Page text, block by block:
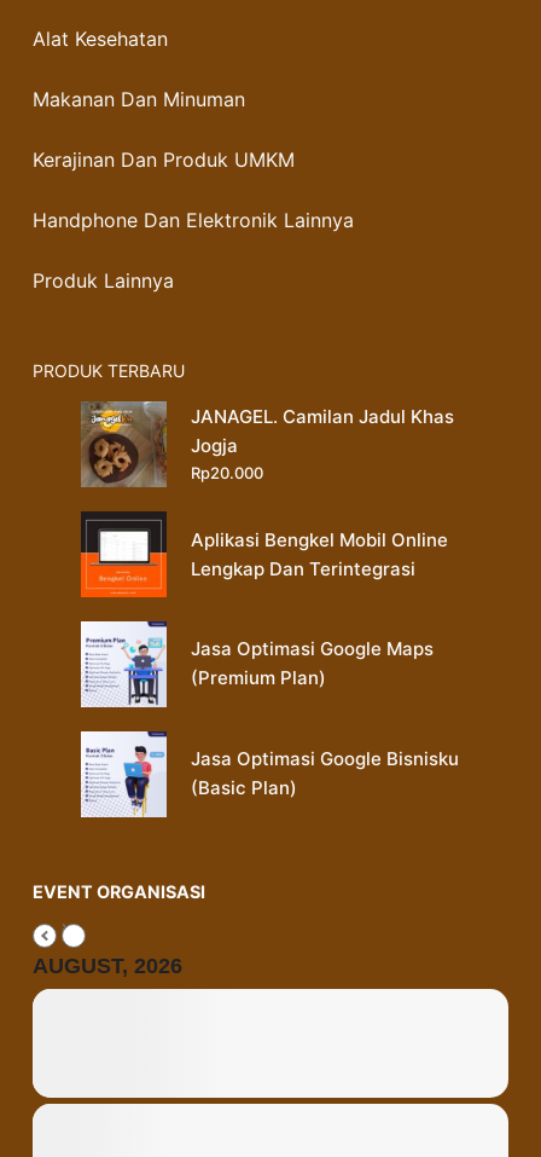
Alat Kesehatan
Makanan Dan Minuman
Kerajinan Dan Produk UMKM
Handphone Dan Elektronik Lainnya
Produk Lainnya
PRODUK TERBARU
JANAGEL. Camilan Jadul Khas
Jogja
Rp20.000
Aplikasi Bengkel Mobil Online
Lengkap Dan Terintegrasi
Jasa Optimasi Google Maps
(Premium Plan)
Jasa Optimasi Google Bisnisku
(Basic Plan)
EVENT ORGANISASI
AUGUST, 2026